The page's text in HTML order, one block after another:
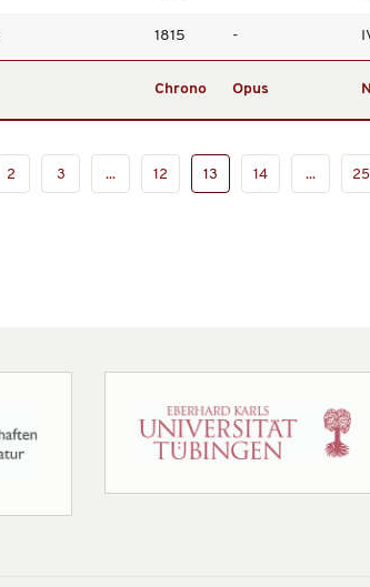
1815 -
Chrono Opus
2 3 ... 12 13 14 ... 25